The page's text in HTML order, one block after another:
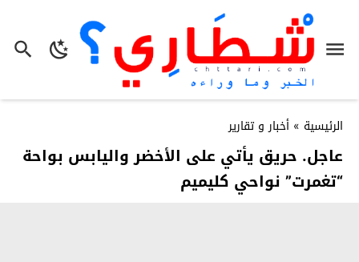
الرئيسية » أخبار و تقارير
عاجل. حريق يأتي على الأخضر واليابس بواحة
“تغمرت” نواحي كليميم